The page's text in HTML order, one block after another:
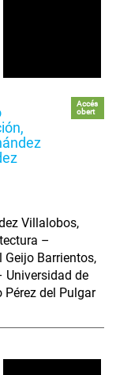
Accés
obert
Villalobos,
–
Barrientos,
Universidad de
del Pulgar